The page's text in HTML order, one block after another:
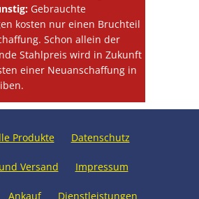
Gebrauchte
kosten nur einen Bruchteil
Schon allein der
Stahlpreis wird in Zukunft
einer Neuanschaffung in
Produkte Datenschutz
Versand Impressum
Ankauf Dienstleistungen